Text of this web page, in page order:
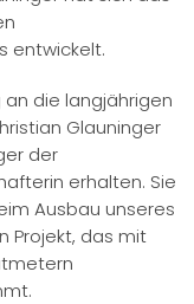
entwickelt.
die langjährigen
Glauninger
der
erhalten. Sie
Ausbau unseres
Projekt, das mit